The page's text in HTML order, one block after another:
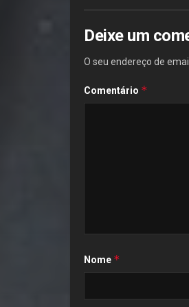
Deixe um
O seu endereço de
Comentário *
Nome *